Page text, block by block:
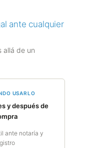
ante cualquier
allá de un
USARLO
y después de
ante notaría y